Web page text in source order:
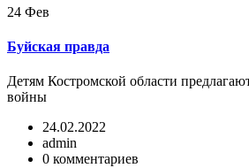
24 Фев
Буйская правда
Детям Костромской области
войны
24.02.2022
admin
0 комментариев